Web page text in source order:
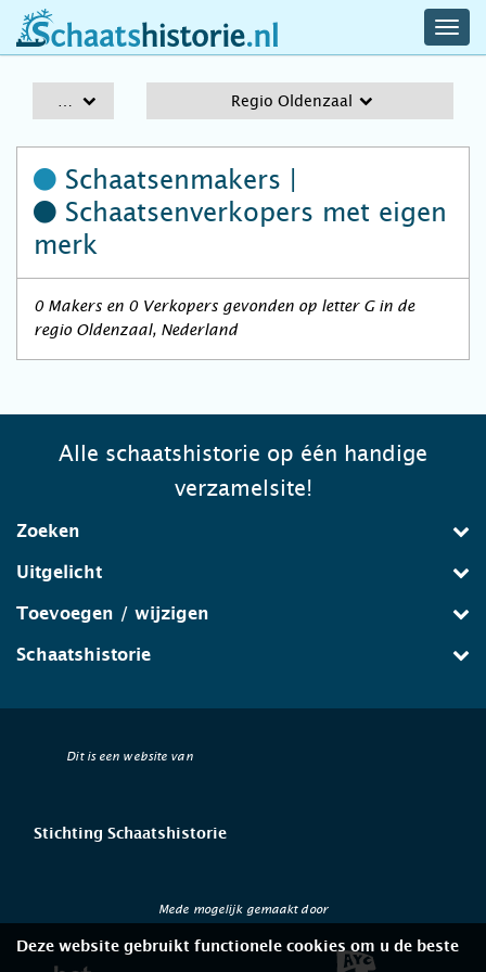
schaatshistorie.nl
Regio Oldenzaal
Schaatsenmakers |
Schaatsenverkopers met eigen
merk
0 Makers en 0 Verkopers gevonden op letter G in de
regio Oldenzaal, Nederland
Alle schaatshistorie op één handige
verzamelsite!
Zoeken
Uitgelicht
Toevoegen / wijzigen
Schaatshistorie
Dit is een website van
Stichting Schaatshistorie
Mede mogelijk gemaakt door
Deze website gebruikt functionele cookies om u de beste